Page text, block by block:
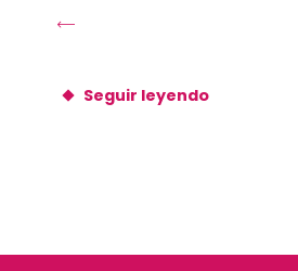
Seguir leyendo